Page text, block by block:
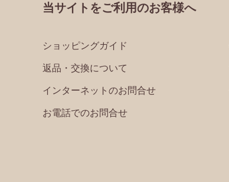
当サイトをご利用のお客様へ
ショッピングガイド
返品・交換について
インターネットのお問合せ
お電話でのお問合せ